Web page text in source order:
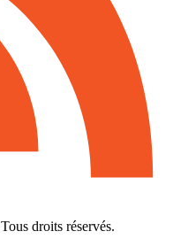
droits réservés.